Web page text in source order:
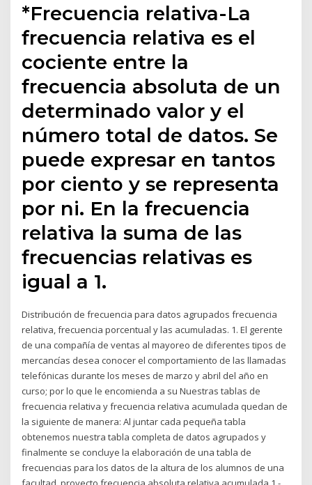
*Frecuencia relativa-La
frecuencia relativa es el
cociente entre la
frecuencia absoluta de un
determinado valor y el
número total de datos. Se
puede expresar en tantos
por ciento y se representa
por ni. En la frecuencia
relativa la suma de las
frecuencias relativas es
igual a 1.
Distribución de frecuencia para datos agrupados frecuencia
relativa, frecuencia porcentual y las acumuladas. 1. El gerente
de una compañía de ventas al mayoreo de diferentes tipos de
mercancías desea conocer el comportamiento de las llamadas
telefónicas durante los meses de marzo y abril del año en
curso; por lo que le encomienda a su Nuestras tablas de
frecuencia relativa y frecuencia relativa acumulada quedan de
la siguiente de manera: Al juntar cada pequeña tabla
obtenemos nuestra tabla completa de datos agrupados y
finalmente se concluye la elaboración de una tabla de
frecuencias para los datos de la altura de los alumnos de una